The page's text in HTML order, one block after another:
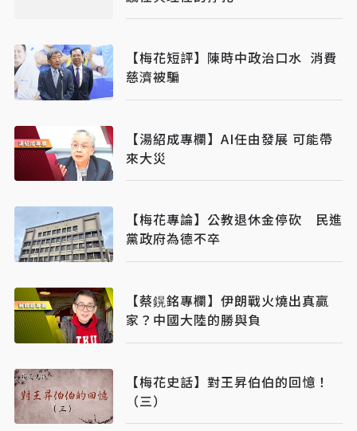
【梅花短評】陳時中政治口水 消費
慈濟被騙
【湯紹成專欄】AI任由發展 可能帶
來大災
【梅花專論】公教退休金停砍 民進
黨政府為德不卒
【蔡鎤銘專欄】伊朗戰火燒出真贏
家？中國大陸的勝與負
【梅花史話】對王昇伯伯的回憶！
（三）